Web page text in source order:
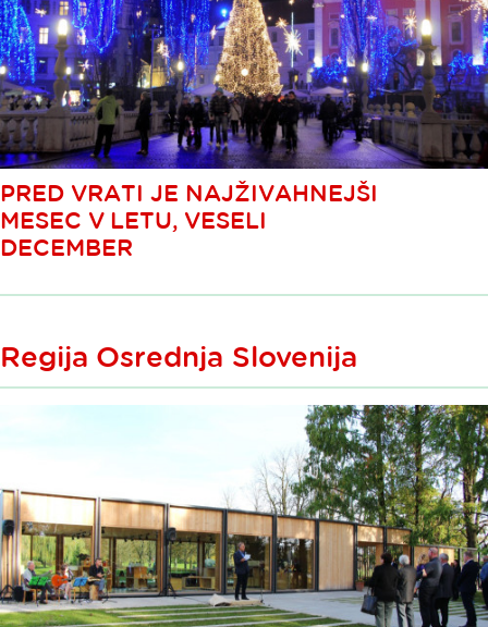
PRED VRATI JE NAJŽIVAHNEJŠI
MESEC V LETU, VESELI
DECEMBER
Regija Osrednja Slovenija